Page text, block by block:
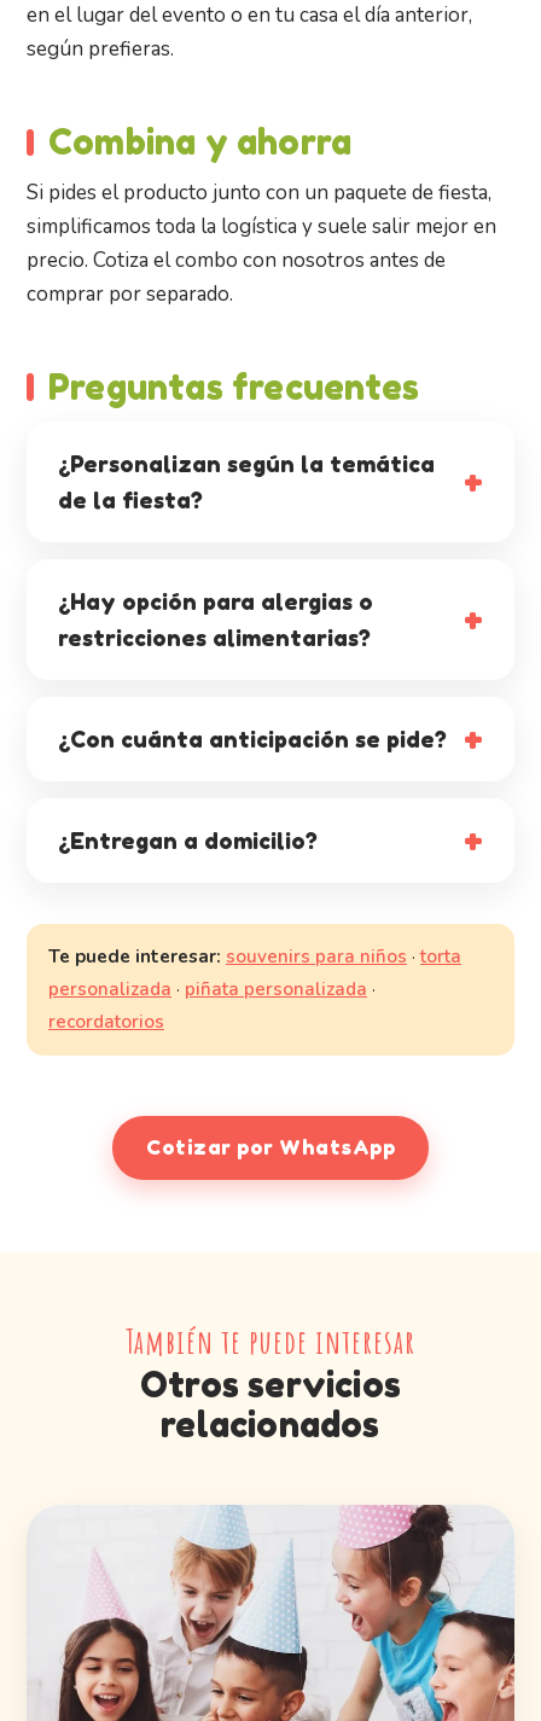
en el lugar del evento o en tu casa el día anterior,
según prefieras.
Combina y ahorra
Si pides el producto junto con un paquete de fiesta,
simplificamos toda la logística y suele salir mejor en
precio. Cotiza el combo con nosotros antes de
comprar por separado.
Preguntas frecuentes
¿Personalizan según la temática
de la fiesta?
¿Hay opción para alergias o
restricciones alimentarias?
¿Con cuánta anticipación se pide?
¿Entregan a domicilio?
Te puede interesar: souvenirs para niños ·torta
personalizada · piñata personalizada ·
recordatorios
Cotizar por WhatsApp
También te puede interesar
Otros servicios
relacionados